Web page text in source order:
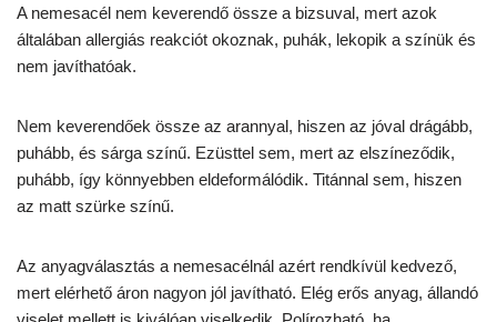
A nemesacél nem keverendő össze a bizsuval, mert azok
általában allergiás reakciót okoznak, puhák, lekopik a színük és
nem javíthatóak.
Nem keverendőek össze az arannyal, hiszen az jóval drágább,
puhább, és sárga színű. Ezüsttel sem, mert az elszíneződik,
puhább, így könnyebben eldeformálódik. Titánnal sem, hiszen
az matt szürke színű.
Az anyagválasztás a nemesacélnál azért rendkívül kedvező,
mert elérhető áron nagyon jól javítható. Elég erős anyag, állandó